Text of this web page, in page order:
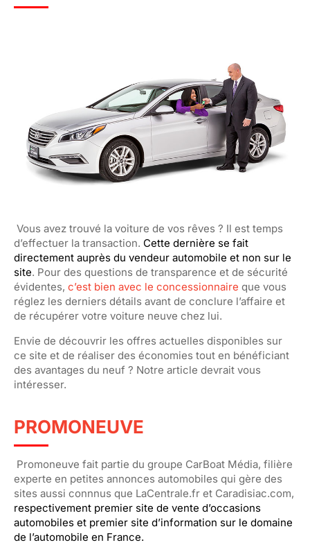
Vous avez trouvé la voiture de vos rêves ? Il est temps
d’effectuer la transaction. Cette dernière se fait
directement auprès du vendeur automobile et non sur le
site. Pour des questions de transparence et de sécurité
évidentes, c’est bien avec le concessionnaire que vous
réglez les derniers détails avant de conclure l’affaire et
de récupérer votre voiture neuve chez lui.
Envie de découvrir les offres actuelles disponibles sur
ce site et de réaliser des économies tout en bénéficiant
des avantages du neuf ? Notre article devrait vous
intéresser.
PROMONEUVE
Promoneuve fait partie du groupe CarBoat Média, filière
experte en petites annonces automobiles qui gère des
sites aussi connnus que LaCentrale.fr et Caradisiac.com,
respectivement premier site de vente d’occasions
automobiles et premier site d’information sur le domaine
de l’automobile en France.